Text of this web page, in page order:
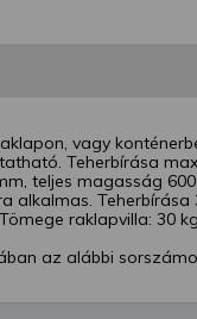
vagy
Teherbírása
teljes magasság
alkalmas.
raklapvilla: 30
az alábbi